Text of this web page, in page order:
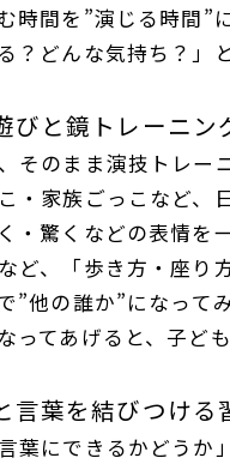
時間を”演じる時間”
？どんな気持ち？」
びと鏡トレーニン
そのまま演技トレー
・家族ごっこなど、
・驚くなどの表情を
ど、「歩き方・座り
”他の誰か”になって
ってあげると、子ど
言葉を結びつける
葉にできるかどうか